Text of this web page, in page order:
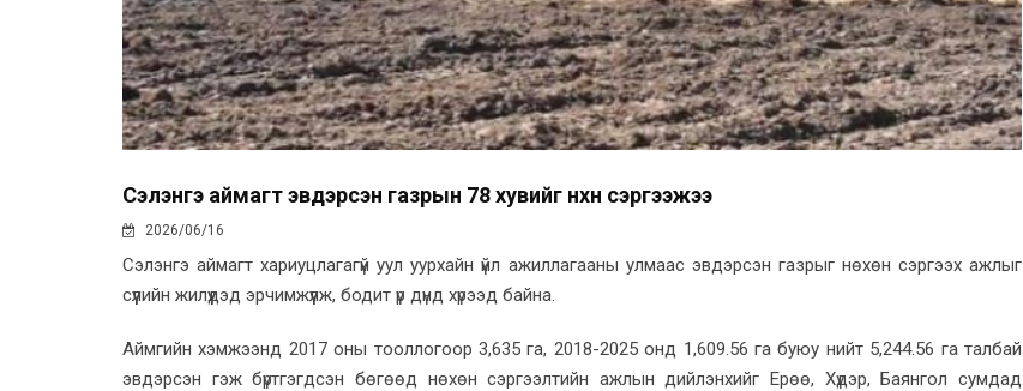
Сэлэнгэ аймагт эвдэрсэн газрын 78 хувийг нөхөн сэргээжээ
2026/06/16
Сэлэнгэ аймагт хариуцлагагүй уул уурхайн үйл ажиллагааны улмаас эвдэрсэн газрыг нөхөн сэргээх ажлыг
сүүлийн жилүүдэд эрчимжүүлж, бодит үр дүнд хүрээд байна.
Аймгийн хэмжээнд 2017 оны тооллогоор 3,635 га, 2018-2025 онд 1,609.56 га буюу нийт 5,244.56 га талбай
эвдэрсэн гэж бүртгэгдсэн бөгөөд нөхөн сэргээлтийн ажлын дийлэнхийг Ерөө, Хүдэр, Баянгол сумдад